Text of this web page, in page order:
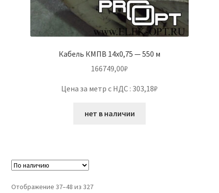
Кабель КМПВ 14х0,75 — 550 м
166749,00₽
Цена за метр с НДС : 303,18₽
нет в наличии
Отображение 37–48 из 327